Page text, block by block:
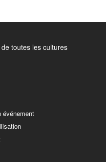
toutes les cultures
événement